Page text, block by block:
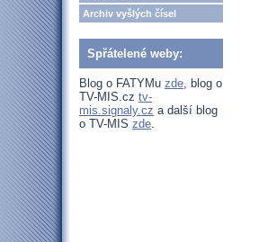
Archiv vyšlých čísel
Spřátelené weby:
Blog o FATYMu zde, blog o
TV-MIS.cz tv-
mis.signaly.cz a další blog
o TV-MIS zde.